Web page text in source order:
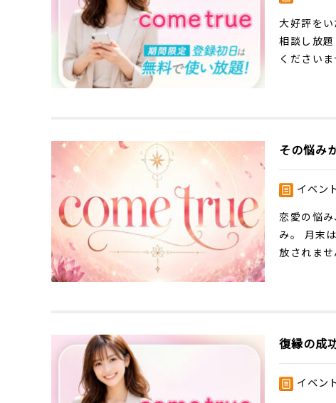
大好評を
相談し放
ください
その悩み
イベン
恋愛の悩
み。 月末
放されま
復縁の
イベン